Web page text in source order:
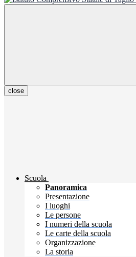
close
Scuola
Panoramica
Presentazione
I luoghi
Le persone
I numeri della scuola
Le carte della scuola
Organizzazione
La storia